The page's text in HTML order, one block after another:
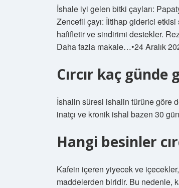
İshale iyi gelen bitki çayları:
Zencefil çayı: İltihap giderici
hafifletir ve sindirimi destekler.
Daha fazla makale…•24 Aralık
Cırcır kaç günde
İshalin süresi ishalin türüne göre
inatçı ve kronik ishal bazen 30
Hangi besinler
Kafein içeren yiyecek ve
maddelerden biridir. Bu nedenle,